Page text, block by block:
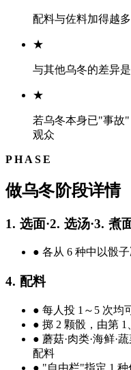
配料与佐料加得越
★
与其他乌冬的差异
★
若乌冬本身已"事故
观众
PHASE
做乌冬阶段详情
1. 选面·2. 选汤·3. 煮
● 各从 6 种中以骰
4. 配料
● 每人投 1～5 次均
● 掷 2 颗骰，由第
● 蘑菇·肉类·海鲜·
配料
● "自由栏"指定 1